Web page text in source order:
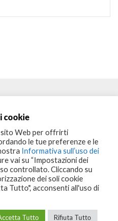
Reserved
cookie
sito Web per offrirti
le tue preferenze e le
Informativa sull’uso dei
vai su “Impostazioni dei
controllato. Cliccando su
dei soli cookie
Tutto", acconsenti all'uso di
Tutto Rifiuta Tutto